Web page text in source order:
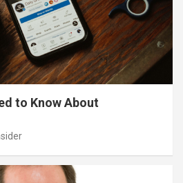
to Know About